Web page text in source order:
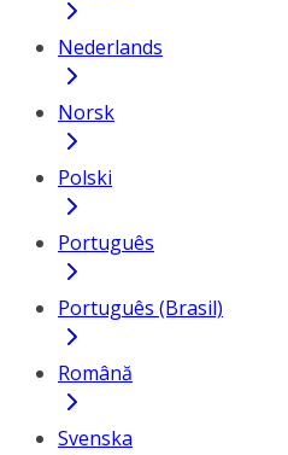
Nederlands
Norsk
Polski
Português
Português (Brasil)
Română
Svenska